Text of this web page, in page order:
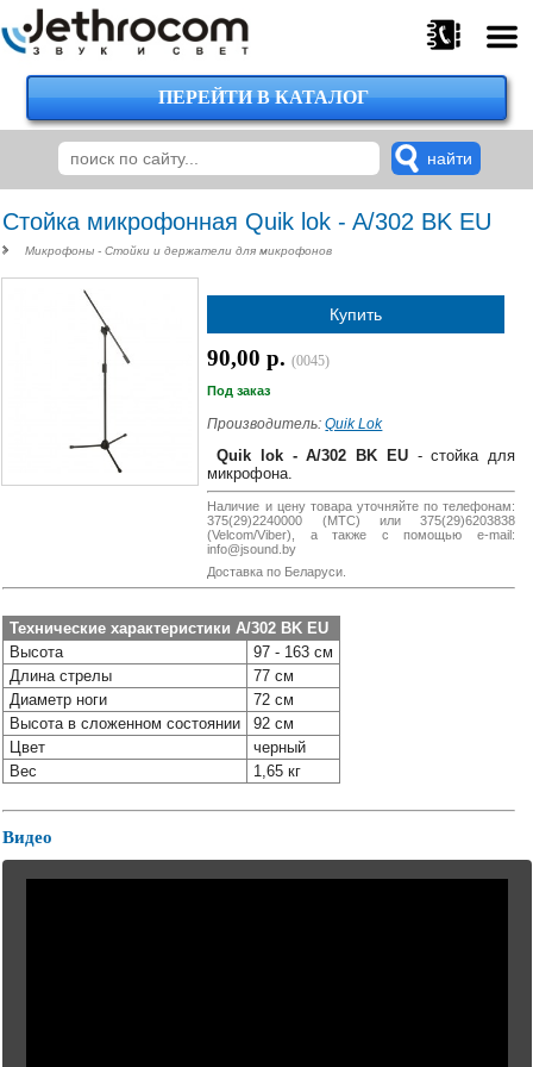
375
224-
00-
00
29
620-
38-
ПЕРЕЙТИ В КАТАЛОГ
Стойка микрофонная Quik lok - A/302 BK EU
Микрофоны - Стойки и держатели для микрофонов
Купить
90,00 р.(0045)
Под заказ
Производитель:Quik Lok
Quik lok - A/302 BK EU- стойка для
микрофона.
Наличие и цену товара уточняйте по телефонам:
375(29)2240000 (МТС) или 375(29)6203838
(Velcom/Viber), а также с помощью e-mail:
info@jsound.by
Доставка по Беларуси.
Технические характеристики A/302 BK EU
Высота
97 - 163 см
Длина стрелы
77 см
Диаметр ноги
72 см
Высота в сложенном состоянии
92 см
Цвет
черный
Вес
1,65 кг
Видео